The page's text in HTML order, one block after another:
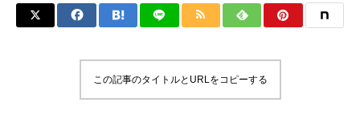
この記事のタイトルとURLをコピーする